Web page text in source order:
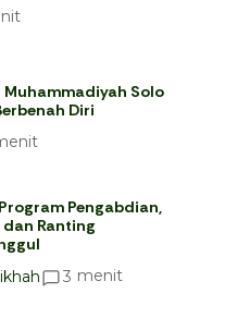
Muhammadiyah Solo
Diri
Pengabdian,
Ranting
3 menit